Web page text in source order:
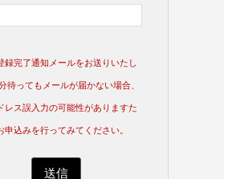
録完了通知メールをお送りいたし
待ってもメールが届かない場合、
レス誤入力の可能性がありますた
申込みを行ってみてください。